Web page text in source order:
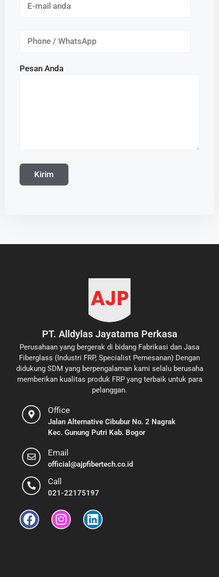
Pesan Anda
PT. Alldylas Jayatama Perkasa
Perusahaan yang bergerak di bidang Fabrikasi dan Jasa
Fiberglass (Industri FRP, Specialist Pemesanan) Dengan
didukung SDM yang berpengalaman kami selalu berusaha
memberikan kualitas produk FRP yang terbaik untuk para
pelanggan.
Office
Jalan Alternative Cibubur No. 2 Nagrak
Kec. Gunung Putri Kab. Bogor
Email
official@ajpfibertech.co.id
Call
021-22175197